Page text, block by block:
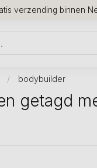
verzending binnen
/ bodybuilder
getagd